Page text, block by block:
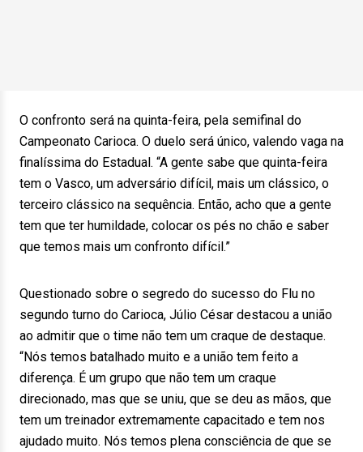
O confronto será na quinta-feira, pela semifinal do
Campeonato Carioca. O duelo será único, valendo vaga na
finalíssima do Estadual. “A gente sabe que quinta-feira
tem o Vasco, um adversário difícil, mais um clássico, o
terceiro clássico na sequência. Então, acho que a gente
tem que ter humildade, colocar os pés no chão e saber
que temos mais um confronto difícil.”
Questionado sobre o segredo do sucesso do Flu no
segundo turno do Carioca, Júlio César destacou a união
ao admitir que o time não tem um craque de destaque.
“Nós temos batalhado muito e a união tem feito a
diferença. É um grupo que não tem um craque
direcionado, mas que se uniu, que se deu as mãos, que
tem um treinador extremamente capacitado e tem nos
ajudado muito. Nós temos plena consciência de que se